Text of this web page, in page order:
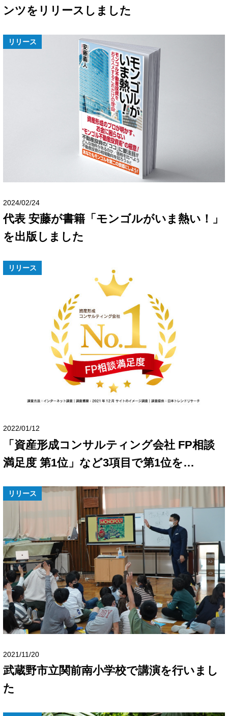
ンツをリリースしました
2024/02/24
代表 安藤が書籍「モンゴルがいま熱い！」
を出版しました
リリース
2022/01/12
「資産形成コンサルティング会社 FP相談
満足度 第1位」など3項目で第1位を…
リリース
2021/11/20
武蔵野市立関前南小学校で講演を行いまし
た
リリース